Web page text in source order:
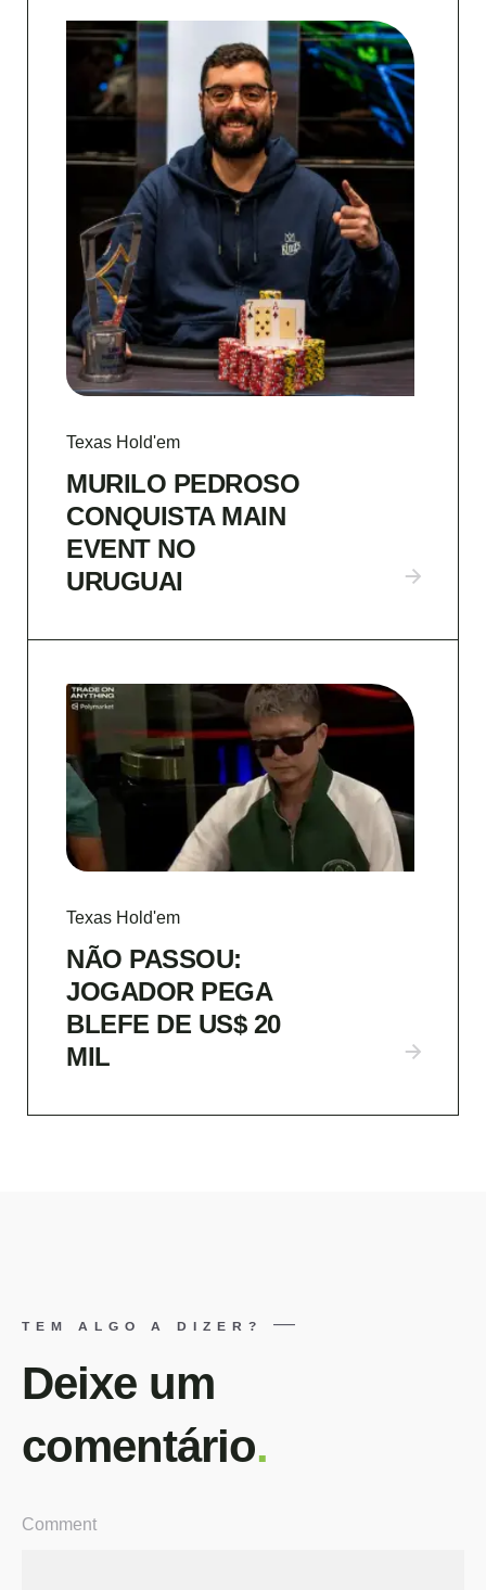
Texas Hold'em
MURILO PEDROSO
CONQUISTA MAIN
EVENT NO
URUGUAI
Texas Hold'em
NÃO PASSOU:
JOGADOR PEGA
BLEFE DE US$ 20
MIL
TEM ALGO A DIZER?
Deixe um
comentário.
Comment